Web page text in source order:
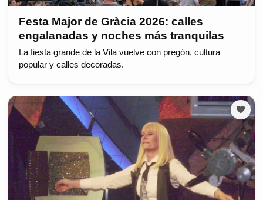
Festa Major de Gràcia 2026: calles
engalanadas y noches más tranquilas
La fiesta grande de la Vila vuelve con pregón, cultura
popular y calles decoradas.